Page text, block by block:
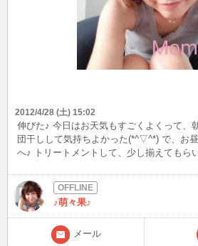
2012/4/28 (土) 15:02
伸びた♪ 今日はお天気もすごくよくって、
団干しして気持ちよかった(*^▽^*) で、お
へ♪ トリートメントして、少し揃えてもら
♪萌々果♪
メール